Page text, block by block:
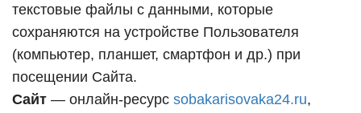
текстовые файлы с данными, которые
сохраняются на устройстве Пользователя
(компьютер, планшет, смартфон и др.) при
посещении Сайта.
Сайт — онлайн-ресурс sobakarisovaka24.ru,